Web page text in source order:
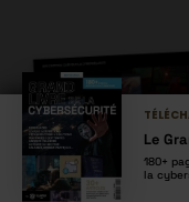
Le
180+
la